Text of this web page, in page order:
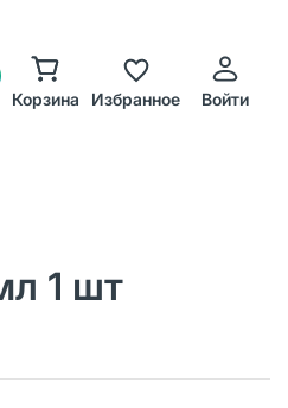
Корзина Избранное Войти
1 шт